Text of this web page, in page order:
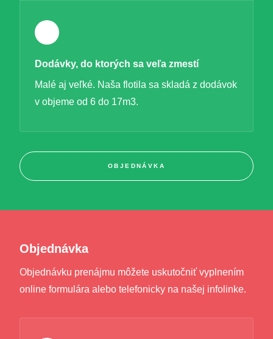
Dodávky, do ktorých sa veľa zmestí
Malé aj veľké. Naša flotila sa skladá z dodávok
v objeme od 6 do 17m3.
OBJEDNÁVKA
Objednávka
Objednávku prenájmu môžete uskutočniť vyplnením
online formulára alebo telefonicky na našej infolinke.